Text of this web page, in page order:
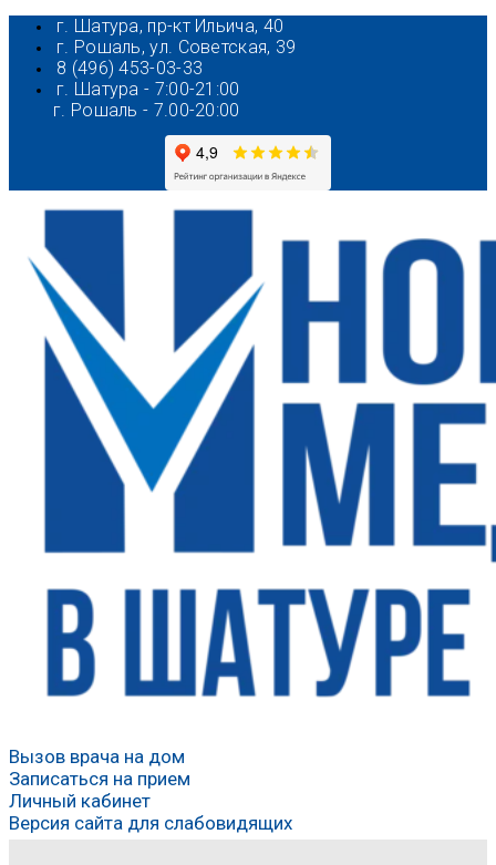
Перейти
содержимому
г. Шатура, пр-кт Ильича, 40
г. Рошаль, ул. Советская, 39
8 (496) 453-03-33
г. Шатура - 7:00-21:00
г. Рошаль - 7.00-20:00
Вызов врача на дом
Записаться на прием
Личный кабинет
Версия сайта для слабовидящих